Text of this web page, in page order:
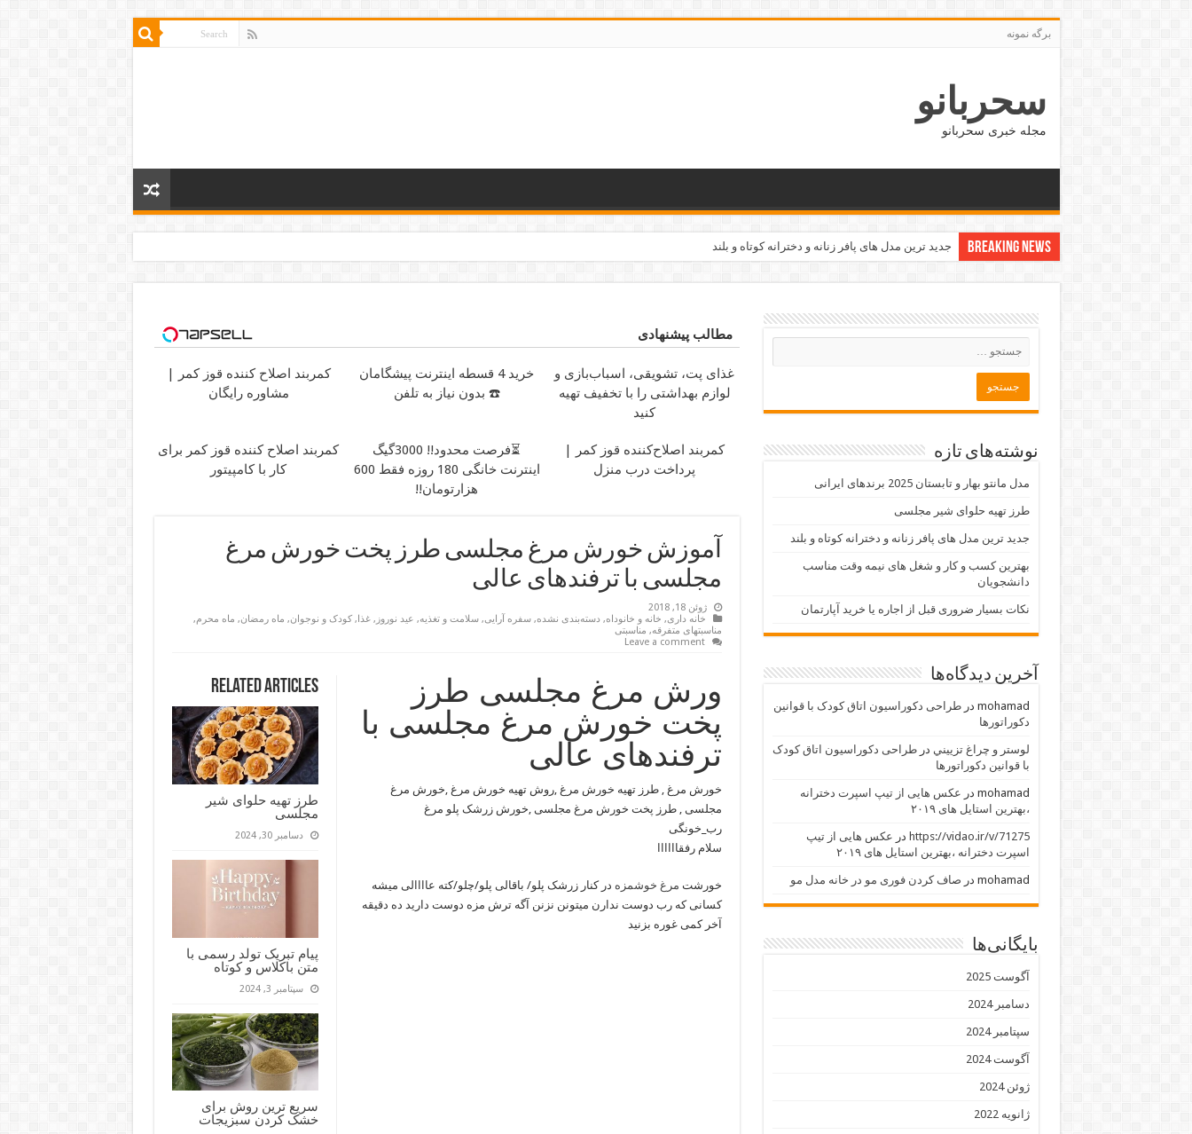
برگه نمونه
سحربانو
مجله خبری سحربانو
Breaking News جدید ترین مدل های پافر زنانه و دخترانه کوتاه و بلند
مطالب پیشنهادی
غذای پت، تشویقی، اسباب‌بازی و
لوازم بهداشتی را با تخفیف تهیه
کنید
خرید 4 قسطه اینترنت پیشگامان
☎️ بدون نیاز به تلفن
کمربند اصلاح کننده قوز کمر |
مشاوره رایگان
کمربند اصلاح‌کننده قوز کمر |
پرداخت درب منزل
⏳فرصت محدود!! 3000گیگ
اینترنت خانگی 180 روزه فقط 600
هزارتومان!!
کمربند اصلاح کننده قوز کمر برای
کار با کامپیتور
آموزش خورش مرغ مجلسی طرز پخت خورش مرغ
مجلسی با ترفندهای عالی
ژوئن 18, 2018
خانه داری, خانه و خانوداه, دسته‌بندی نشده,سفره آرایی,سلامت و تغذیه, عید نوروز ,غذا,کودک و نوجوان, ماه رمضان, ماه محرم,
مناسبتهای متفرقه, مناسبتی
Leave a comment
Related Articles
طرز تهیه حلوای شیر
مجلسی
دسامبر 30, 2024
پیام تبریک تولد رسمی با
متن باکلاس و کوتاه
سپتامبر 3, 2024
سریع ترین روش برای
خشک کردن سبزیجات
ورش مرغ مجلسی طرز
پخت خورش مرغ مجلسی با
ترفندهای عالی
خورش مرغ , طرز تهیه خورش مرغ ,روش تهیه خورش مرغ ,خورش مرغ
مجلسی , طرز پخت خورش مرغ مجلسی ,خورش زرشک پلو مرغ
رب_خونگی
سلام رفقاااااا
خورشت مرغ خوشمزه در کنار زرشک پلو/ باقالی پلو/چلو/کته عاااالی میشه
کسانی که رب دوست ندارن میتونن نزنن آگه ترش مزه دوست دارید ده دقیقه
آخر کمی غوره بزنید
نوشته‌های تازه
مدل مانتو بهار و تابستان 2025 برندهای ایرانی
طرز تهیه حلوای شیر مجلسی
جدید ترین مدل های پافر زنانه و دخترانه کوتاه و بلند
بهترین کسب و کار و شغل های نیمه وقت مناسب
دانشجویان
نکات بسیار ضروری قبل از اجاره یا خرید آپارتمان
آخرین دیدگاه‌ها
mohamad درطراحی دکوراسیون اتاق کودک با قوانین
دکوراتورها
لوستر و چراغ تزييني درطراحی دکوراسیون اتاق کودک
با قوانین دکوراتورها
mohamad در عکس هایی از تیپ اسپرت دخترانه
،بهترین استایل های ۲۰۱۹
https://vidao.ir/v/71275 در عکس هایی از تیپ
اسپرت دخترانه ،بهترین استایل های ۲۰۱۹
mohamad در صاف کردن فوری مو در خانه مدل مو
بایگانی‌ها
آگوست 2025
دسامبر 2024
سپتامبر 2024
آگوست 2024
ژوئن 2024
ژانویه 2022